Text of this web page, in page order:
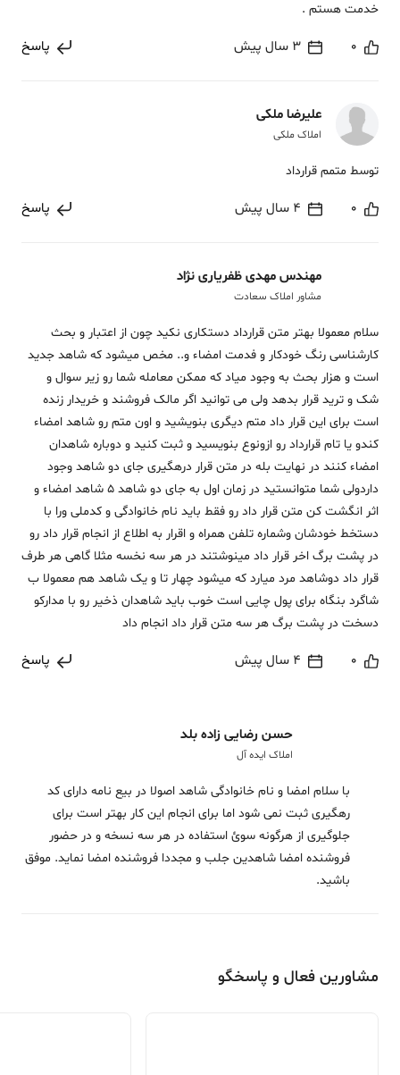
خدمت هستم .
0 3 سال پیش پاسخ
علیرضا ملکی
املاک ملکی
توسط متمم قرارداد
0 4 سال پیش پاسخ
مهندس مهدی ظفریاری نژاد
مشاور املاک سعادت
سلام معمولا بهتر متن قرارداد دستکاری نکید چون از اعتبار و بحث
کارشناسی رنگ خودکار و فدمت امضاء و.. مخص میشود که شاهد جدید
است و هزار بحث به وجود میاد که ممکن معامله شما رو زیر سوال و
شک و ترید قرار بدهد ولی می توانید اگر مالک فروشند و خریدار زنده
است برای این قرار داد متم دیگری بنویشید و اون متم رو شاهد امضاء
کندو یا تام قرارداد رو ازونوع بنویسید و ثبت کنید و دوباره شاهدان
امضاء کنند در نهایت بله در متن قرار درهگیری جای دو شاهد وجود
داردولی شما متوانستید در زمان اول به جای دو شاهد 5 شاهد امضاء و
اثر انگشت کن متن قرار داد رو فقط باید نام خانوادگی و کدملی ورا با
دستخط خودشان وشماره تلفن همراه و اقرار به اطلاع از انجام قرار داد رو
در پشت برگ اخر قرار داد مینوشتند در هر سه نخسه مثلا گاهی هر طرف
قرار داد دوشاهد مرد میارد که میشود چهار تا و یک شاهد هم معمولا ب
شاگرد بنگاه برای پول چایی است خوب باید شاهدان ذخیر رو با مدارکو
دسخت در پشت برگ هر سه متن قرار داد انجام داد
0 4 سال پیش پاسخ
حسن رضایی زاده بلد
املاک ایده آل
با سلام امضا و نام خانوادگی شاهد اصولا در بیع نامه دارای کد
رهگیری ثبت نمی شود اما برای انجام این کار بهتر است برای
جلوگیری از هرگونه سوئ استفاده در هر سه نسخه و در حضور
فروشنده امضا شاهدین جلب و مجددا فروشنده امضا نماید. موفق
باشید.
مشاورین فعال و پاسخگو